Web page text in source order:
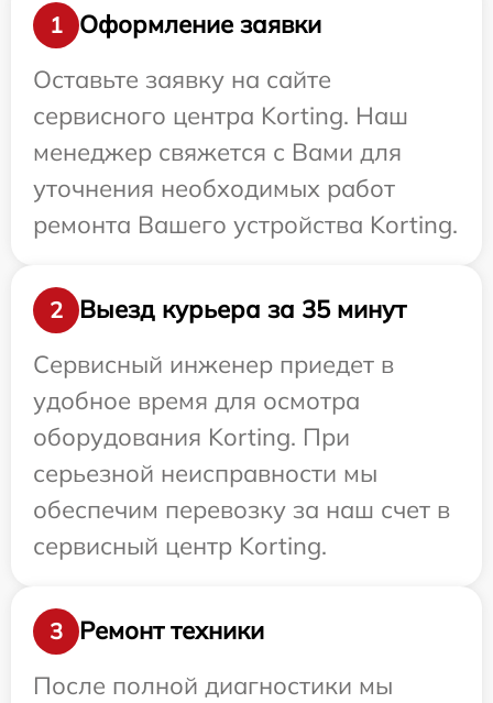
1
Оформление заявки
Оставьте заявку на сайте
сервисного центра Korting. Наш
менеджер свяжется с Вами для
уточнения необходимых работ
ремонта Вашего устройства Korting.
2
Выезд курьера за 35 минут
Сервисный инженер приедет в
удобное время для осмотра
оборудования Korting. При
серьезной неисправности мы
обеспечим перевозку за наш счет в
сервисный центр Korting.
3
Ремонт техники
После полной диагностики мы